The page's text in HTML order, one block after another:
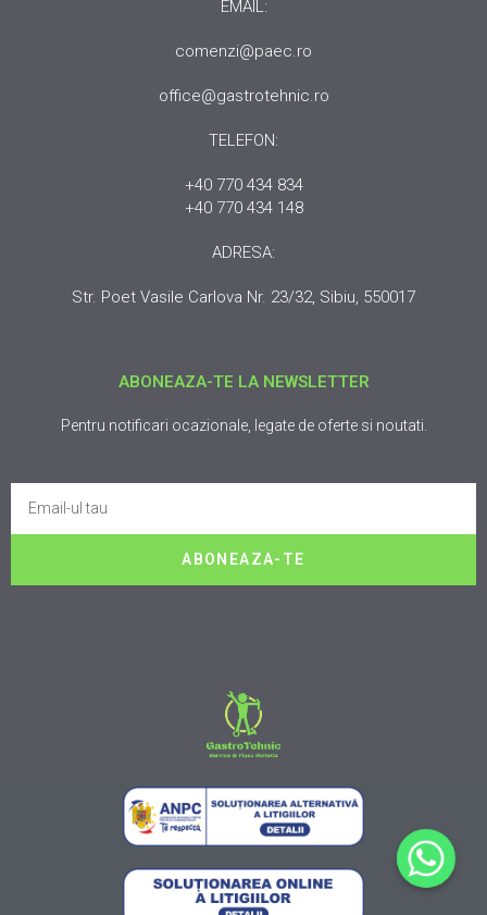
EMAIL:
comenzi@paec.ro
office@gastrotehnic.ro
TELEFON:
+40 770 434 834
+40 770 434 148
ADRESA:
Str. Poet Vasile Carlova Nr. 23/32, Sibiu, 550017
ABONEAZA-TE LA NEWSLETTER
Pentru notificari ocazionale, legate de oferte si noutati.
ABONEAZA-TE